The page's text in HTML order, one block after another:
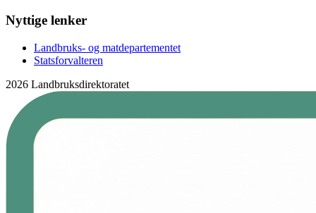
Nyttige lenker
Landbruks- og matdepartementet
Statsforvalteren
2026 Landbruksdirektoratet